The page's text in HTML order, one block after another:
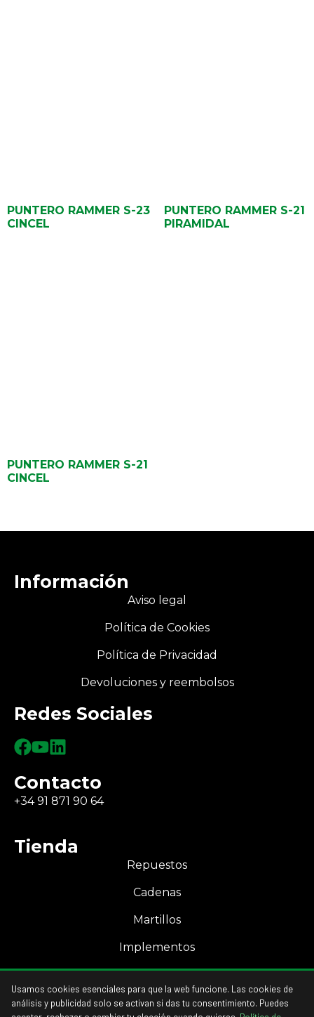
PUNTERO RAMMER S-23
CINCEL
PUNTERO RAMMER S-21
PIRAMIDAL
PUNTERO RAMMER S-21
CINCEL
Información
Aviso legal
Política de Cookies
Política de Privacidad
Devoluciones y reembolsos
Redes Sociales
Contacto
+34 91 871 90 64
Tienda
Repuestos
Cadenas
Martillos
Implementos
Acceso a mi cuenta
Usamos cookies esenciales para que la web funcione. Las cookies de
análisis y publicidad solo se activan si das tu consentimiento. Puedes